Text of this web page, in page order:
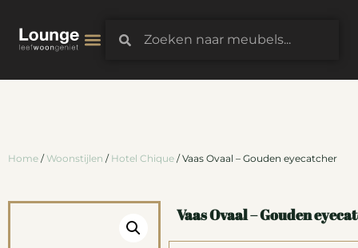
Home / Woonstijlen / Hotel Chique / Vaas Ovaal – Gouden eyecatcher
Vaas Ovaal – Gouden